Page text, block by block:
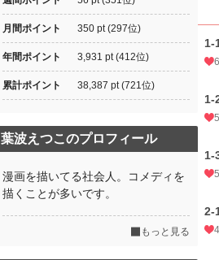
1-
1-
1-
2-
月間ポイント 350 pt (297位)
年間ポイント 3,931 pt (412位)
累計ポイント 38,387 pt (721位)
葉波えつこのプロフィール
漫画を描いてる社会人。コメディを
描くことが多いです。
もっと見る